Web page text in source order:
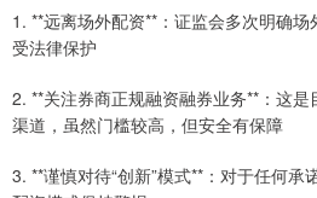
1. **远离场外配资**：证监会多次明确
受法律保护
2. **关注券商正规融资融券业务**：这
渠道，虽然门槛较高，但安全有保障
3. **谨慎对待“创新”模式**：对于任何承